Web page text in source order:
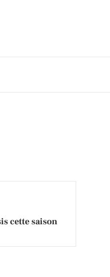
cette saison